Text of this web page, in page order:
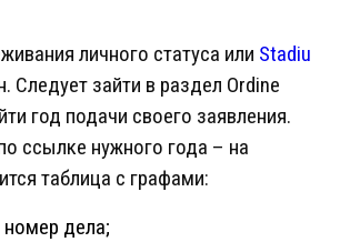
личного статуса или Stadiu
Следует зайти в раздел Ordine
год подачи своего заявления.
ссылке нужного года – на
таблица с графами:
номер дела;